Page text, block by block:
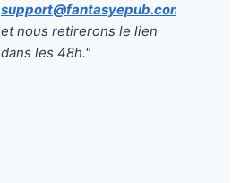
support@fantasyepub.com
et nous retirerons le lien
dans les 48h."